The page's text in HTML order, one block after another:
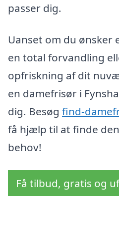
passer dig.
Uanset om du ønsker
en total forvandling
opfriskning af dit
en damefrisør i
dig. Besøg find-
få hjælp til at finde
behov!
Få tilbud, gratis og